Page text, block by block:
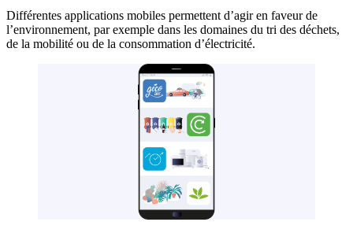
Différentes applications mobiles permettent d’agir en faveur de
l’environnement, par exemple dans les domaines du tri des déchets,
de la mobilité ou de la consommation d’électricité.